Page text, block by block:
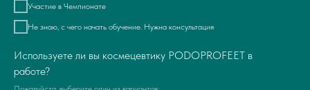
Участие в Чемпионате
Не знаю, с чего начать обучение. Нужна консультация
Используете ли вы космецевтику PODOPROFEET в
работе?